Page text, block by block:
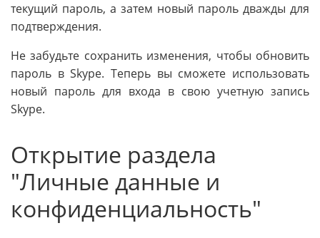
текущий пароль, а затем новый пароль дважды для
подтверждения.
Не забудьте сохранить изменения, чтобы обновить
пароль в Skype. Теперь вы сможете использовать
новый пароль для входа в свою учетную запись
Skype.
Открытие раздела
"Личные данные и
конфиденциальность"